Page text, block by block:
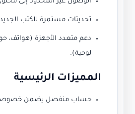
تحديثات مستمرة للكتب
دعم متعدد الأجهزة (هواتف،
لوحية).
المميزات الرئيسية
حساب منفصل يضمن